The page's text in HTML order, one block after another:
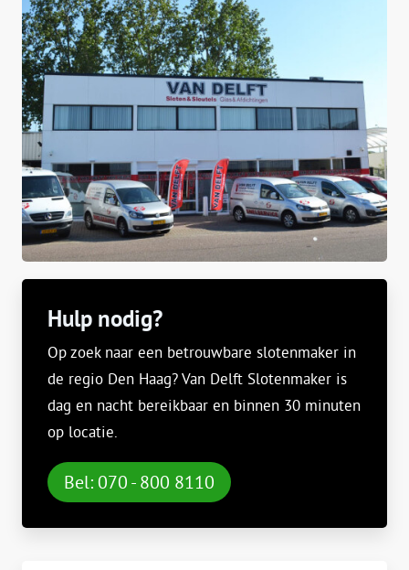
Hulp nodig?
Op zoek naar een betrouwbare slotenmaker in
de regio Den Haag? Van Delft Slotenmaker is
dag en nacht bereikbaar en binnen 30 minuten
op locatie.
Bel: 070 - 800 8110